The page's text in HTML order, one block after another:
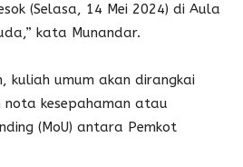
(Selasa, 14 Mei 2024) di Aula
kata Munandar.
kuliah umum akan dirangkai
kesepahaman atau
(MoU) antara Pemkot